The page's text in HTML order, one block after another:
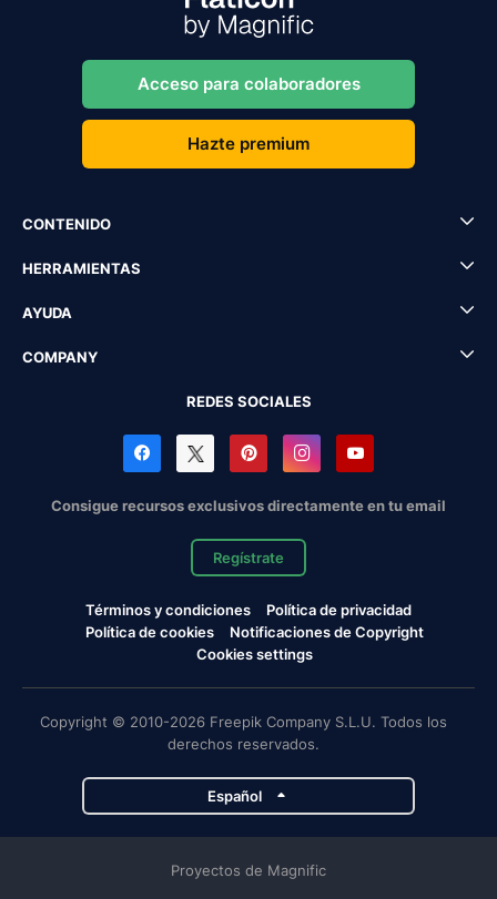
Acceso para colaboradores
Hazte premium
CONTENIDO
HERRAMIENTAS
AYUDA
COMPANY
REDES SOCIALES
Consigue recursos exclusivos directamente en tu email
Regístrate
Términos y condiciones
Política de privacidad
Política de cookies
Notificaciones de Copyright
Cookies settings
Copyright © 2010-2026 Freepik Company S.L.U. Todos los
derechos reservados.
Español
Proyectos de Magnific